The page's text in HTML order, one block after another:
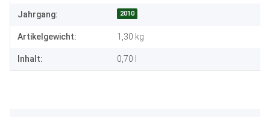
Jahrgang: 2010
Artikelgewicht: 1,30 kg
Inhalt: 0,70 l